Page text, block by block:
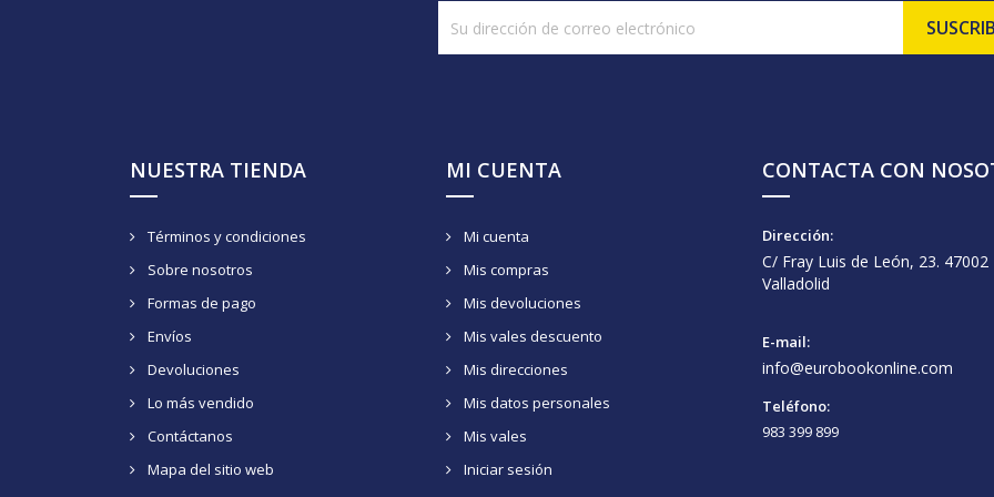
NUESTRA TIENDA
Términos y condiciones
Sobre nosotros
Formas de pago
Envíos
Devoluciones
Lo más vendido
Contáctanos
Mapa del sitio web
MI CUENTA
Mi cuenta
Mis compras
Mis devoluciones
Mis vales descuento
Mis direcciones
Mis datos personales
Mis vales
Iniciar sesión
CONTACTA CON
Dirección:
C/ Fray Luis de León, 23. 47002
Valladolid
E-mail:
info@eurobookonline.com
Teléfono:
983 399 899